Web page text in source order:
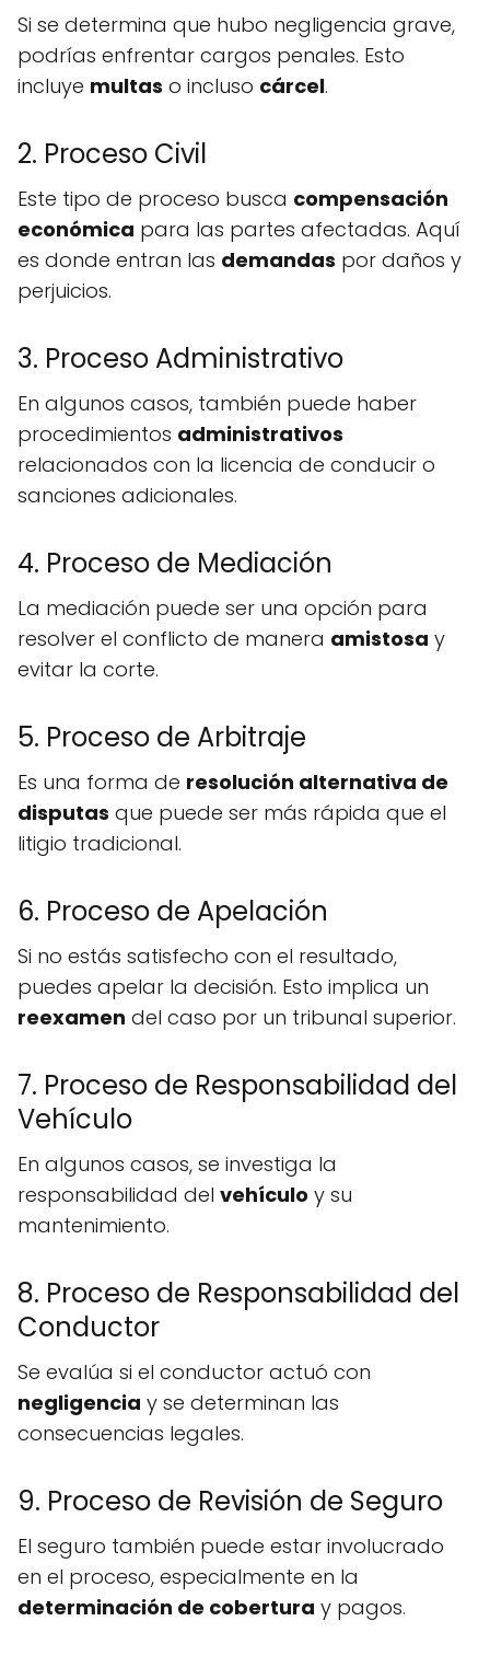
Si se determina que hubo negligencia grave,
podrías enfrentar cargos penales. Esto
incluye multas o incluso cárcel.
2. Proceso Civil
Este tipo de proceso busca compensación
económica para las partes afectadas. Aquí
es donde entran las demandas por daños y
perjuicios.
3. Proceso Administrativo
En algunos casos, también puede haber
procedimientos administrativos
relacionados con la licencia de conducir o
sanciones adicionales.
4. Proceso de Mediación
La mediación puede ser una opción para
resolver el conflicto de manera amistosa y
evitar la corte.
5. Proceso de Arbitraje
Es una forma de resolución alternativa de
disputas que puede ser más rápida que el
litigio tradicional.
6. Proceso de Apelación
Si no estás satisfecho con el resultado,
puedes apelar la decisión. Esto implica un
reexamen del caso por un tribunal superior.
7. Proceso de Responsabilidad del
Vehículo
En algunos casos, se investiga la
responsabilidad del vehículo y su
mantenimiento.
8. Proceso de Responsabilidad del
Conductor
Se evalúa si el conductor actuó con
negligencia y se determinan las
consecuencias legales.
9. Proceso de Revisión de Seguro
El seguro también puede estar involucrado
en el proceso, especialmente en la
determinación de cobertura y pagos.